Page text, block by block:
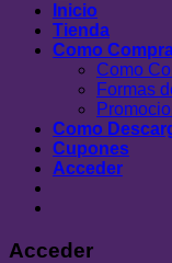
Inicio
Tienda
Como
Como
Formas
Como
Cupones
Acceder
Acceder